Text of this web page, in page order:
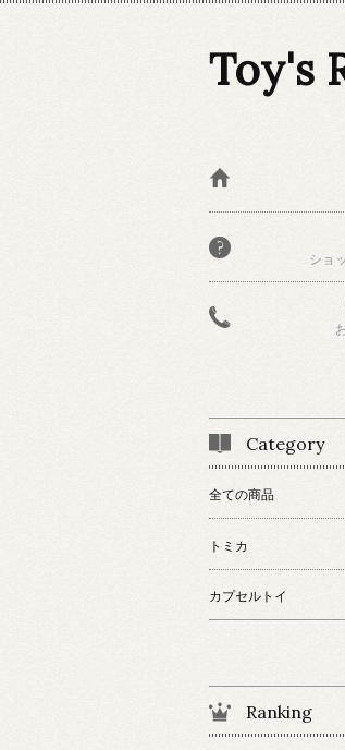
Toy's
ショ
Category
全ての商品
トミカ
カプセルトイ
Ranking